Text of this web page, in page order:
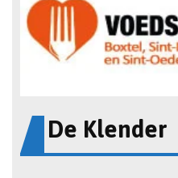
De Klender